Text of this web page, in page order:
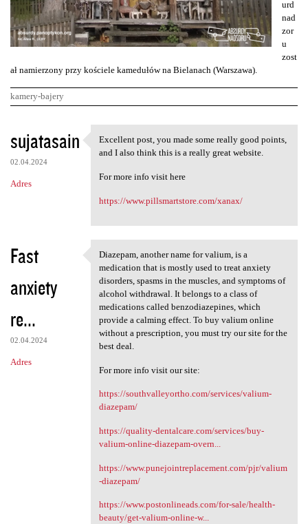
urd
nad
zor
u
zost
ał namierzony przy kościele kamedułów na Bielanach (Warszawa).
kamery-bajery
K
o
m
e
a
r
z
sujatasain
02.04.2024
Adres
Excellent post, you made some
Excellent post, you made some really good points,
and I also think this is a really great website.
For more info visit here
https://www.pillsmartstore.com/xanax/
Fast
anxiety
re...
02.04.2024
Adres
Diazepam, another name for
Diazepam, another name for valium, is a
medication that is mostly used to treat anxiety
disorders, spasms in the muscles, and symptoms of
alcohol withdrawal. It belongs to a class of
medications called benzodiazepines, which
provide a calming effect. To buy valium online
without a prescription, you must try our site for the
best deal.
For more info visit our site:
https://southvalleyortho.com/services/valium-
diazepam/
https://quality-dentalcare.com/services/buy-
valium-online-diazepam-overn...
https://www.punejointreplacement.com/pjr/valium
-diazepam/
https://www.postonlineads.com/for-sale/health-
beauty/get-valium-online-w...